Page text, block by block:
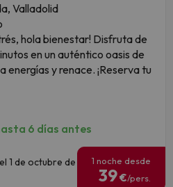
Valladolid
hola bienestar! Disfruta de
en un auténtico oasis de
energías y renace. ¡Reserva tu
6 días antes
1 de octubre de
1 noche desde
39€/pers.